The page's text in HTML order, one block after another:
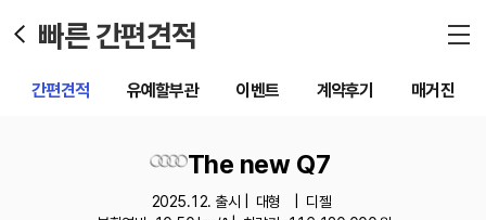
빠른 간편견적
간편견적 유예할부관 이벤트 계약후기 매거진
The new Q7
2025.12. 출시 | 대형
디젤